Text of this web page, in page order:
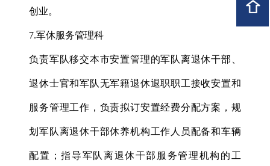
创业。
7.军休服务管理科
负责军队移交本市安置管理的军队离退休干部、
退休士官和军队无军籍退休退职职工接收安置和
服务管理工作，负责拟订安置经费分配方案，规
划军队离退休干部休养机构工作人员配备和车辆
配置；指导军队离退休干部服务管理机构的工